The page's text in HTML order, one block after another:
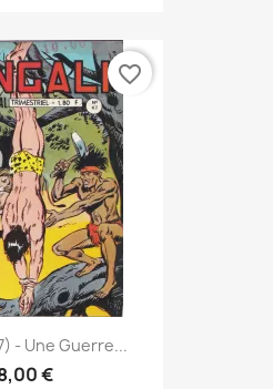
- Une Guerre...
€
favorite_border